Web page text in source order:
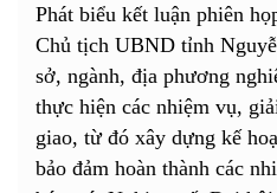
Phát biểu kết luận phiên
Chủ tịch UBND tỉnh
sở, ngành, địa phương
thực hiện các nhiệm vụ,
giao, từ đó xây dựng kế
bảo đảm hoàn thành các